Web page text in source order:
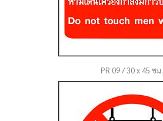
PR 09 / 30 x 45 ซม.